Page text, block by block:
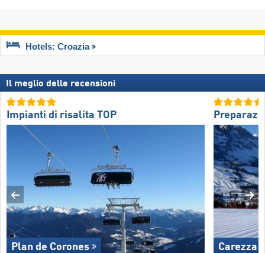
Hotels: Croazia
Il meglio delle recensioni
Impianti di risalita TOP
Plan de Corones Carezza